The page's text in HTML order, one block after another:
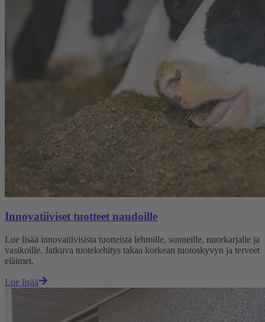
Innovatiiviset tuotteet naudoille
Lue lisää innovatiivisista tuotteista lehmille, sonneille, nuorkarjalle ja
vasikoille. Jatkuva tuotekehitys takaa korkean tuotoskyvyn ja terveet
eläimet.
Lue lisää